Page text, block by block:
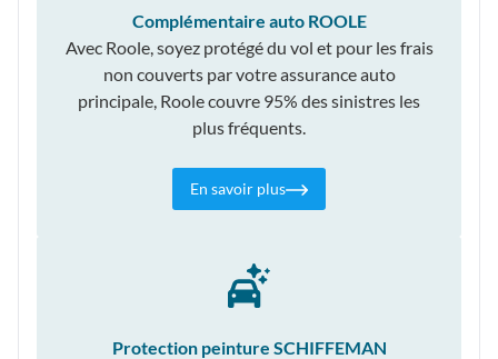
Complémentaire auto ROOLE
Avec Roole, soyez protégé du vol et pour les frais
non couverts par votre assurance auto
principale, Roole couvre 95% des sinistres les
plus fréquents.
En savoir plus
Protection peinture SCHIFFEMAN